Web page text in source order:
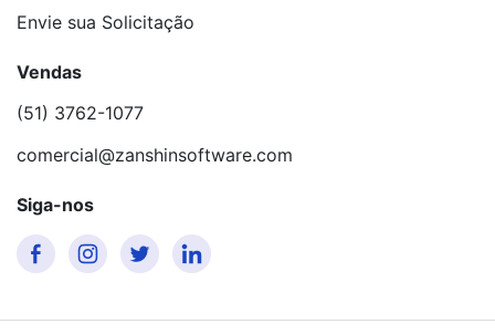
Envie sua Solicitação
Vendas
(51) 3762-1077
comercial@zanshinsoftware.com
Siga-nos